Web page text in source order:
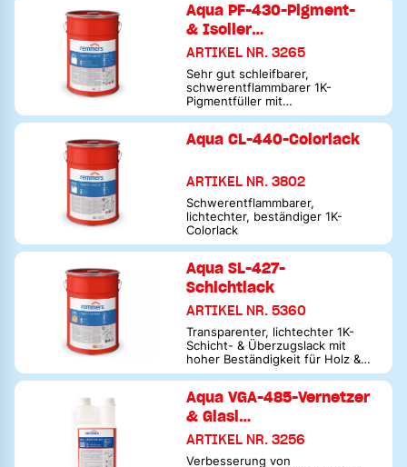
Aqua PF-430-Pigment-
& Isolier…
ARTIKEL NR. 3265
Sehr gut schleifbarer,
schwerentflammbarer 1K-
Pigmentfüller mit
raumluftreinigender Wirkung -
Isolierfüller
Aqua CL-440-Colorlack
ARTIKEL NR. 3802
Schwerentflammbarer,
lichtechter, beständiger 1K-
Colorlack
Aqua SL-427-
Schichtlack
ARTIKEL NR. 5360
Transparenter, lichtechter 1K-
Schicht- & Überzugslack mit
hoher Beständigkeit für Holz &
deckend lackierte Oberflächen
Aqua VGA-485-Vernetzer
& Glasl…
ARTIKEL NR. 3256
Verbesserung von